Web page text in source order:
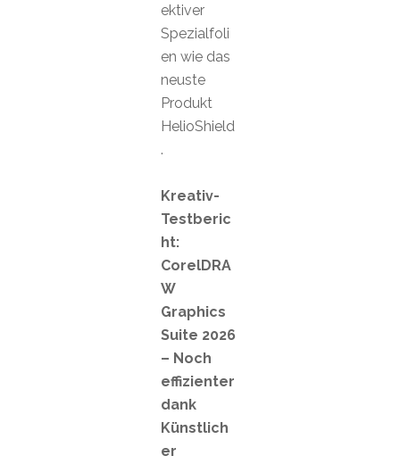
ektiver
Spezialfoli
en wie das
neuste
Produkt
HelioShield
.
Kreativ-
Testberic
ht:
CorelDRA
W
Graphics
Suite 2026
– Noch
effizienter
dank
Künstlich
er